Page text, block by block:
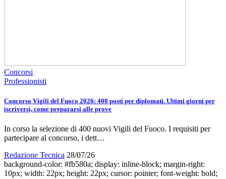
Concorsi
Professionisti
Concorso Vigili del Fuoco 2026: 400 posti per diplomati. Ultimi giorni per
iscriversi, come prepararsi alle prove
In corso la selezione di 400 nuovi Vigili del Fuoco. I requisiti per
partecipare al concorso, i dett…
Redazione Tecnica 28/07/26
background-color: #fb580a; display: inline-block; margin-right:
10px; width: 22px; height: 22px; cursor: pointer; font-weight: bold;